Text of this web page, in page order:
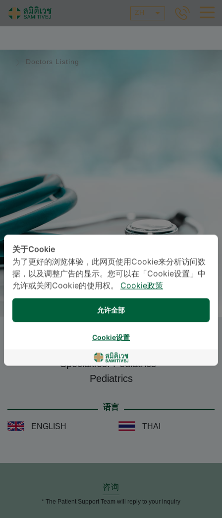
ZH
Doctors Listing
NICHAREE NA SONGKHLA
Specialties: Pediatrics-
Pediatrics
语言
ENGLISH THAI
咨询
* The Patient Support Team will reply to your inquiry
关于Cookie
为了更好的浏览体验，此网页使用Cookie来分析访问数
据，以及调整广告的显示。您可以在「Cookie设置」中
允许或关闭Cookie的使用权。
Cookie政策
允许全部
Cookie设置